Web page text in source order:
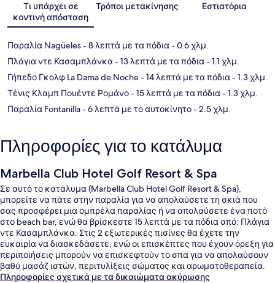
Τι υπάρχει σε
κοντινή απόσταση
Τρόποι μετακίνησης Εστιατόρια
Παραλία Nagüeles- 8 λεπτά με τα πόδια- 0.6 χλμ.
Πλάγια ντε Κασαμπλάνκα- 13 λεπτά με τα πόδια- 1.1 χλμ.
Γήπεδο Γκολφ La Dama de Noche- 14 λεπτά με τα πόδια- 1.3 χλμ.
Τένις Κλαμπ Πουέντε Ρομάνο- 15 λεπτά με τα πόδια- 1.3 χλμ.
Παραλία Fontanilla- 6 λεπτά με το αυτοκίνητο- 2.5 χλμ.
Πληροφορίες για το κατάλυμα
Marbella Club Hotel Golf Resort & Spa
Σε αυτό το κατάλυμα (Marbella Club Hotel Golf Resort & Spa),
μπορείτε να πάτε στην παραλία για να απολαύσετε τη σκιά που
σας προσφέρει μια ομπρέλα παραλίας ή να απολαύσετε ένα ποτό
στο beach bar, ενώ θα βρίσκεστε 15 λεπτά με τα πόδια από: Πλάγια
ντε Κασαμπλάνκα. Στις 2 εξωτερικές πισίνες θα έχετε την
ευκαιρία να διασκεδάσετε, ενώ οι επισκέπτες που έχουν όρεξη για
περιποιήσεις μπορούν να επισκεφτούν το σπα για να απολαύσουν
βαθύ μασάζ ιστών, περιτυλίξεις σώματος και αρωματοθεραπεία.
Στις επιλογές φαγητού περιλαμβάνονται include 6 εστιατόρια, ενώ
Πληροφορίες σχετικά με τα δικαιώματα ακύρωσης